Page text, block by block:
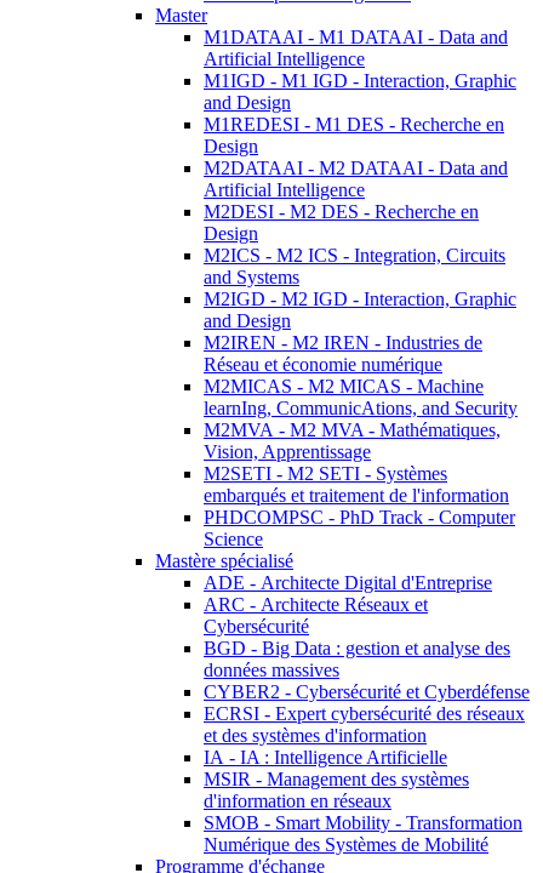
Master
M1DATAAI - M1 DATAAI - Data and
Artificial Intelligence
M1IGD - M1 IGD - Interaction, Graphic
and Design
M1REDESI - M1 DES - Recherche en
Design
M2DATAAI - M2 DATAAI - Data and
Artificial Intelligence
M2DESI - M2 DES - Recherche en
Design
M2ICS - M2 ICS - Integration, Circuits
and Systems
M2IGD - M2 IGD - Interaction, Graphic
and Design
M2IREN - M2 IREN - Industries de
Réseau et économie numérique
M2MICAS - M2 MICAS - Machine
learnIng, CommunicAtions, and Security
M2MVA - M2 MVA - Mathématiques,
Vision, Apprentissage
M2SETI - M2 SETI - Systèmes
embarqués et traitement de l'information
PHDCOMPSC - PhD Track - Computer
Science
Mastère spécialisé
ADE - Architecte Digital d'Entreprise
ARC - Architecte Réseaux et
Cybersécurité
BGD - Big Data : gestion et analyse des
données massives
CYBER2 - Cybersécurité et Cyberdéfense
ECRSI - Expert cybersécurité des réseaux
et des systèmes d'information
IA - IA : Intelligence Artificielle
MSIR - Management des systèmes
d'information en réseaux
SMOB - Smart Mobility - Transformation
Numérique des Systèmes de Mobilité
Programme d'échange